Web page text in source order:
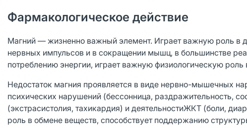
Фармакологическое действие
Магний — жизненно важный элемент. Играет важную роль в
нервных импульсов и в сокращении мышц, в большинстве
потреблению энергии, играет важную физиологическую
Недостаток магния проявляется в виде нервно-мышечных
психических нарушений (бессонница, раздражительность,
(экстрасистолия, тахикардия) и деятельностиЖКТ (боли,
роль в обмене веществ, способствует поддержанию